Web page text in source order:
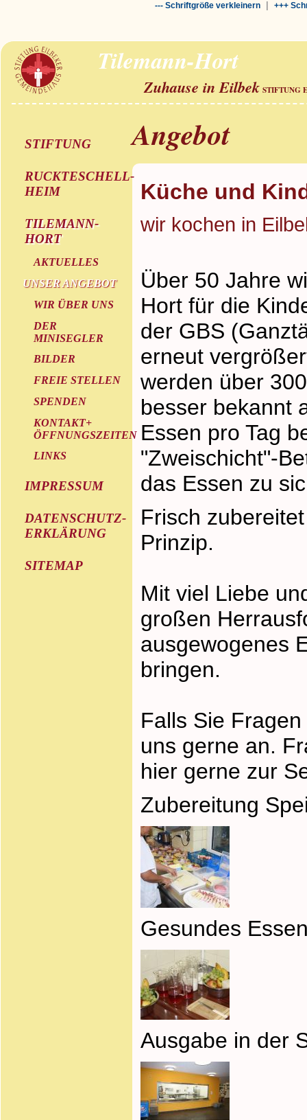
--- Schriftgröße verkleinern| +++
Tilemann-Hort
Zuhause in Eilbek STIFTUNG
STIFTUNG
RUCKTESCHELL-
HEIM
TILEMANN-
HORT
AKTUELLES
UNSER ANGEBOT
WIR ÜBER UNS
DER
MINISEGLER
BILDER
FREIE STELLEN
SPENDEN
KONTAKT+
ÖFFNUNGSZEITEN
LINKS
IMPRESSUM
DATENSCHUTZ-
ERKLÄRUNG
SITEMAP
Angebot
Küche und
wir kochen in
Über 50 Jahre
Hort für die
der GBS
erneut
werden über
besser bekannt
Essen pro Tag
"Zweischicht"-
das Essen zu
Frisch
Prinzip.
Mit viel Liebe
großen
ausgewogenes
bringen.
Falls Sie
uns gerne an.
hier gerne zur
Zubereitung
Gesundes
Ausgabe in der